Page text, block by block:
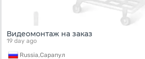
Видеомонтаж на заказ
19 day ago
Russia,Сарапул